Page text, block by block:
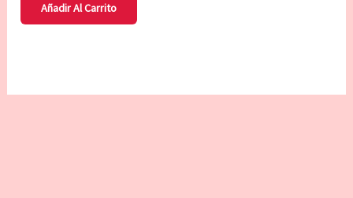
Añadir Al Carrito